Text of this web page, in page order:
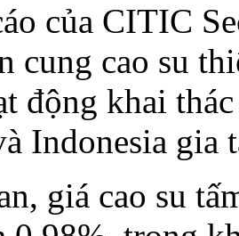
của CITIC
cung cao su
động khai
Indonesia
giá cao su